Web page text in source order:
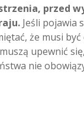
przed
Jeśli pojawia
że musi
upewnić
nie